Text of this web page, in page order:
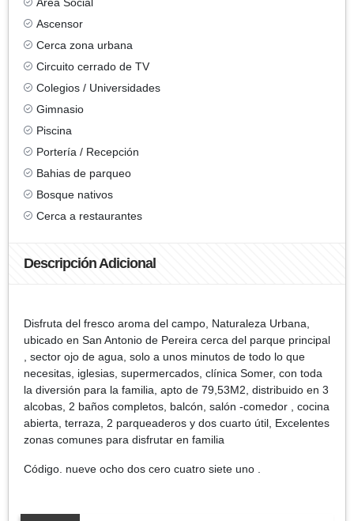
Ascensor
Cerca zona urbana
Circuito cerrado de TV
Colegios / Universidades
Gimnasio
Piscina
Portería / Recepción
Bahias de parqueo
Bosque nativos
Cerca a restaurantes
Descripción Adicional
Disfruta del fresco aroma del campo, Naturaleza Urbana,
ubicado en San Antonio de Pereira cerca del parque principal
, sector ojo de agua, solo a unos minutos de todo lo que
necesitas, iglesias, supermercados, clínica Somer, con toda
la diversión para la familia, apto de 79,53M2, distribuido en 3
alcobas, 2 baños completos, balcón, salón -comedor , cocina
abierta, terraza, 2 parqueaderos y dos cuarto útil, Excelentes
zonas comunes para disfrutar en familia
Código. nueve ocho dos cero cuatro siete uno .